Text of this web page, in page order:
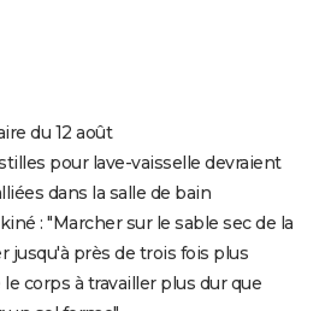
du 12 août
pour lave-vaisselle devraient
dans la salle de bain
: "Marcher sur le sable sec de la
jusqu'à près de trois fois plus
corps à travailler plus dur que